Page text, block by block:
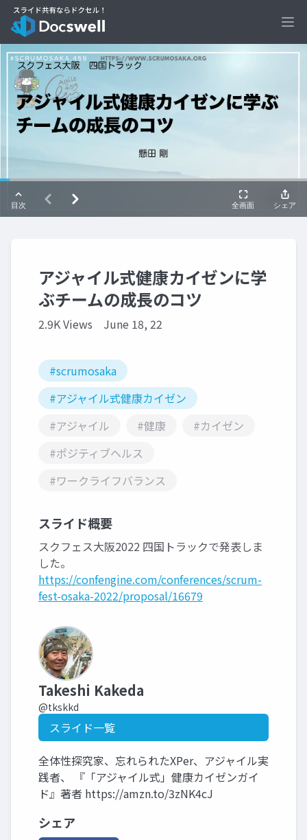
アジャイル式健康カイゼンに学
ぶチームの成長のコツ
2.9K Views June 18, 22
#scrumosaka
#アジャイル式健康カイゼン
#アジャイル
#健康
#カイゼン
#ポジティブヘルス
#ワークライフバランス
スライド概要
スクフェス大阪2022 四国トラックで発表しま
した。
https://confengine.com/conferences/scrum-
fest-osaka-2022/proposal/16679
Takeshi Kakeda
@tkskkd
スライド一覧
全体性探究家、忘れられたXPer、アジャイル実
践者、 『「アジャイル式」健康カイゼンガイ
ド』著者 https://amzn.to/3zNK4cJ
シェア